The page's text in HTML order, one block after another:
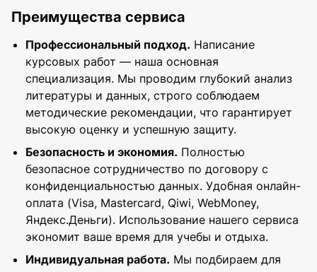
работы уже написана самостоятельно, но
требуется профессиональная помощь.
рекомендации. Поэтому работа может
быть адаптирована как под стандартный
учебный формат, так и под более
сложный курсовой проект.
Преимущества сервиса
Профессиональный подход. Написание
курсовых работ — наша основная
специализация. Мы проводим глубокий анализ
литературы и данных, строго соблюдаем
методические рекомендации, что гарантирует
высокую оценку и успешную защиту.
Безопасность и экономия. Полностью
безопасное сотрудничество по договору с
конфиденциальностью данных. Удобная онлайн-
оплата (Visa, Mastercard, Qiwi, WebMoney,
Яндекс.Деньги). Использование нашего сервиса
экономит ваше время для учебы и отдыха.
Индивидуальная работа. Мы подбираем для